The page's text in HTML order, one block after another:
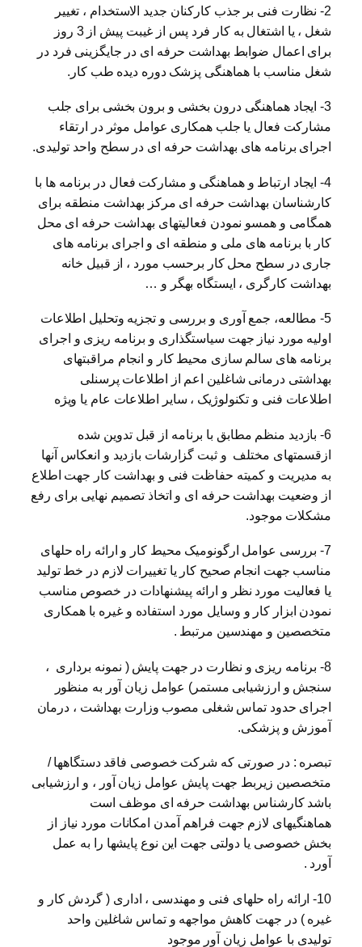
2- نظارت فنی بر جذب کارکنان جدید الاستخدام ، تغییر
شغل ، یا اشتغال به کار فرد پس از غیبت پیش از 3 روز
برای اعمال ضوابط بهداشت حرفه ای در جایگزینی فرد در
شغل مناسب با هماهنگی پزشک دوره دیده طب کار.
3- ایجاد هماهنگی درون بخشی و برون بخشی برای جلب
مشارکت فعال یا جلب همکاری عوامل موثر در ارتقاء
اجرای برنامه های بهداشت حرفه ای در سطح واحد تولیدی.
4- ایجاد ارتباط و هماهنگی و مشارکت فعال در برنامه ها با
کارشناسان بهداشت حرفه ای مرکز بهداشت منطقه برای
همگامی و همسو نمودن فعالیتهای بهداشت حرفه ای محل
کار با برنامه های ملی و منطقه ای و اجرای برنامه های
جاری در سطح محل کار برحسب مورد ، از قبیل خانه
بهداشت کارگری ، ایستگاه بهگر و …
5- مطالعه، جمع آوری و بررسی و تجزیه وتحلیل اطلاعات
اولیه مورد نیاز جهت سیاستگذاری و برنامه ریزی و اجرای
برنامه های سالم سازی محیط کار و انجام مراقبتهای
بهداشتی درمانی شاغلین اعم از اطلاعات پرسنلی
اطلاعات فنی و تکنولوژیک ، سایر اطلاعات عام یا ویژه
6- بازدید منظم مطابق با برنامه از قبل تدوین شده
ازقسمتهای مختلف و ثبت گزارشات بازدید و انعکاس آنها
به مدیریت و کمیته حفاظت فنی و بهداشت کار جهت اطلاع
از وضعیت بهداشت حرفه ای و اتخاذ تصمیم نهایی برای رفع
مشکلات موجود.
7- بررسی عوامل ارگونومیک محیط کار و ارائه راه حلهای
مناسب جهت انجام صحیح کار یا تغییرات لازم در خط تولید
یا فعالیت مورد نظر و ارائه پیشنهادات در خصوص مناسب
نمودن ابزار کار و وسایل مورد استفاده و غیره با همکاری
متخصصین و مهندسین مرتبط .
8- برنامه ریزی و نظارت در جهت پایش ( نمونه برداری ،
سنجش و ارزشیابی مستمر) عوامل زیان آور به منظور
اجرای حدود تماس شغلی مصوب وزارت بهداشت ، درمان
آموزش و پزشکی.
تبصره : در صورتی که شرکت خصوصی فاقد دستگاهها /
متخصصین زیربط جهت پایش عوامل زیان آور ، و ارزشیابی
باشد کارشناس بهداشت حرفه ای موظف است
هماهنگیهای لازم جهت فراهم آمدن امکانات مورد نیاز از
بخش خصوصی یا دولتی جهت این نوع پایشها را به عمل
آورد .
10- ارائه راه حلهای فنی و مهندسی ، اداری ( گردش کار و
غیره ) در جهت کاهش مواجهه و تماس شاغلین واحد
تولیدی با عوامل زیان آور موجود